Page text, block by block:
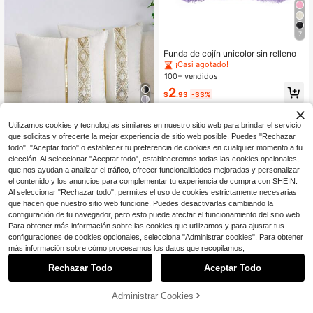
Ahorro de $0.64
1 pieza de funda de almohada de te
rciopelo con adornos de pedrería. F
unda de cojín moderna y de moda a
decuada para sofá, cama de dormit
orio, decoraciones de fiesta y cuatr
o estaciones
Clientes habituales
300+ vendidos
$4.66 -12%
7
Funda de cojín unicolor sin relleno
¡Casi agotado!
100+ vendidos
$2.93 -33%
¡32% DE DESCUENTO! AÑADIR A LA BOLSA
Utilizamos cookies y tecnologías similares en nuestro sitio web para brindar el servicio
que solicitas y ofrecerte la mejor experiencia de sitio web posible. Puedes "Rechazar
todo", "Aceptar todo" o establecer tu preferencia de cookies en cualquier momento a tu
elección. Al seleccionar "Aceptar todo", estableceremos todas las cookies opcionales,
que nos ayudan a analizar el tráfico, ofrecer funcionalidades mejoradas y personalizar
el contenido y los anuncios para complementar tu experiencia de compra con SHEIN.
Al seleccionar "Rechazar todo", permites el uso de cookies estrictamente necesarias
que hacen que nuestro sitio web funcione. Puedes desactivarlas cambiando la
configuración de tu navegador, pero esto puede afectar el funcionamiento del sitio web.
Para obtener más información sobre las cookies que utilizamos y para ajustar tus
configuraciones de cookies opcionales, selecciona "Administrar cookies". Para obtener
más información sobre cómo procesamos los datos que recopilamos,
Rechazar Todo Aceptar Todo
Administrar Cookies